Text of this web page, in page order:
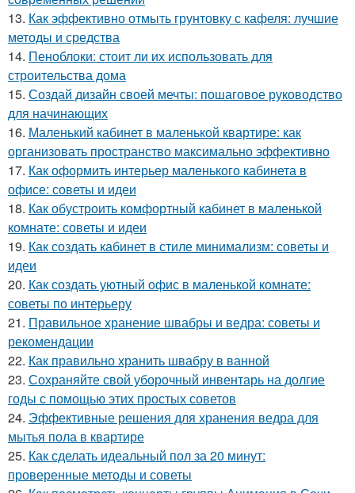
13. Как эффективно отмыть грунтовку с кафеля: лучшие
методы и средства
14. Пеноблоки: стоит ли их использовать для
строительства дома
15. Создай дизайн своей мечты: пошаговое руководство
для начинающих
16. Маленький кабинет в маленькой квартире: как
организовать пространство максимально эффективно
17. Как оформить интерьер маленького кабинета в
офисе: советы и идеи
18. Как обустроить комфортный кабинет в маленькой
комнате: советы и идеи
19. Как создать кабинет в стиле минимализм: советы и
идеи
20. Как создать уютный офис в маленькой комнате:
советы по интерьеру
21. Правильное хранение швабры и ведра: советы и
рекомендации
22. Как правильно хранить швабру в ванной
23. Сохраняйте свой уборочный инвентарь на долгие
годы с помощью этих простых советов
24. Эффективные решения для хранения ведра для
мытья пола в квартире
25. Как сделать идеальный пол за 20 минут:
проверенные методы и советы